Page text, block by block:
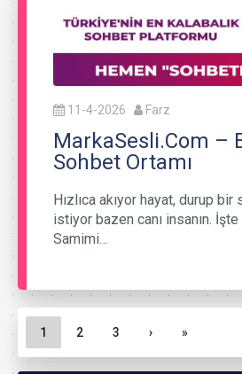
11-4-2026 Farz
MarkaSesli.Com –
Sohbet Ortamı
Hızlıca akıyor hayat, durup
istiyor bazen canı insanın.
Samimi…
Sayfa gezinme
Geçerli Sayfa
1 Sayfa
2 Sayfa
3 › »